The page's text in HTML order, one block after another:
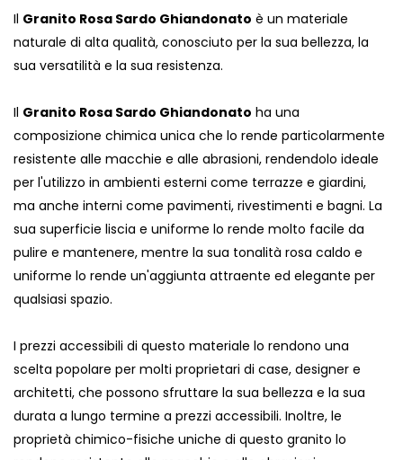
Il Granito Rosa Sardo Ghiandonato è un materiale
naturale di alta qualità, conosciuto per la sua bellezza, la
sua versatilità e la sua resistenza.
Il Granito Rosa Sardo Ghiandonato ha una
composizione chimica unica che lo rende particolarmente
resistente alle macchie e alle abrasioni, rendendolo ideale
per l'utilizzo in ambienti esterni come terrazze e giardini,
ma anche interni come pavimenti, rivestimenti e bagni. La
sua superficie liscia e uniforme lo rende molto facile da
pulire e mantenere, mentre la sua tonalità rosa caldo e
uniforme lo rende un'aggiunta attraente ed elegante per
qualsiasi spazio.
I prezzi accessibili di questo materiale lo rendono una
scelta popolare per molti proprietari di case, designer e
architetti, che possono sfruttare la sua bellezza e la sua
durata a lungo termine a prezzi accessibili. Inoltre, le
proprietà chimico-fisiche uniche di questo granito lo